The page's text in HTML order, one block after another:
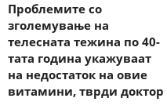
Проблемите со
зголемување на
телесната тежина по 40-
тата година укажуваат
на недостаток на овие
витамини, тврди доктор